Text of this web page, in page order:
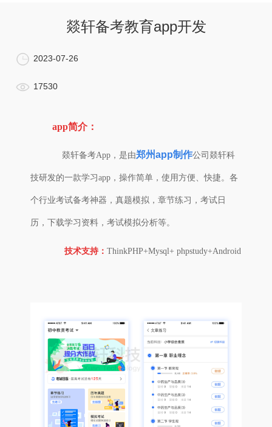
燚轩备考教育app开发
2023-07-26
17530
app简介：
燚轩备考App，是由郑州app制作公司燚轩科
技研发的一款学习app，操作简单，使用方便、快捷。各
个行业考试备考神器，真题模拟，章节练习，考试日
历，下载学习资料，考试模拟分析等。
技术支持： ThinkPHP+Mysql+ phpstudy+Android